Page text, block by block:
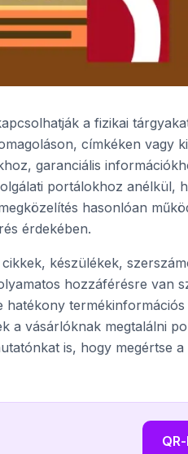
a fizikai
címkéken vagy
garanciális
portálokhoz anélkül,
hasonlóan
érdekében.
készülékek,
hozzáférésre van
termékinformációs
a vásárlóknak megtalálni
is, hogy megértse